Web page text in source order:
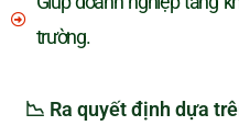
trường.
📉 Ra quyết định dựa